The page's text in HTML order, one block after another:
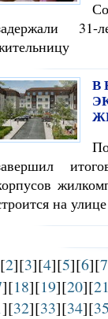
В
на
2][3][4][5][6][7
][18][19][20][
][32][33][34][